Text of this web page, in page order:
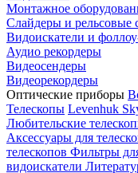
Монтажное
Слайдеры и рельсовые
Видоискатели и
Аудио рекордеры
Видеосендеры
Видеорекордеры
Оптические приборы
Телескопы Levenhuk
Любительские
Аксессуары для
телескопов Фильтры
видоискатели